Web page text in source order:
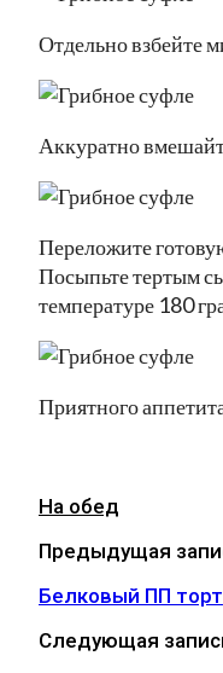
Отдельно взбейте
Аккуратно
Переложите
Посыпьте тертым
температуре 180
Приятного
На обед
Предыдущая
Белковый ПП торт
Следующая